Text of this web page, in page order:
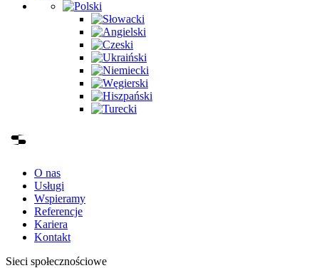
O nas
Usługi
Wspieramy
Referencje
Kariera
Kontakt
Sieci społecznościowe